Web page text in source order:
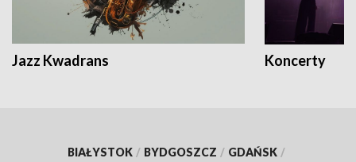
Jazz Kwadrans Koncerty
BIAŁYSTOK / BYDGOSZCZ / GDAŃSK /